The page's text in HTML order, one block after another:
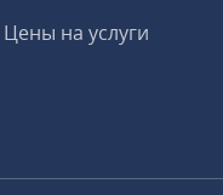
Цены на услуги